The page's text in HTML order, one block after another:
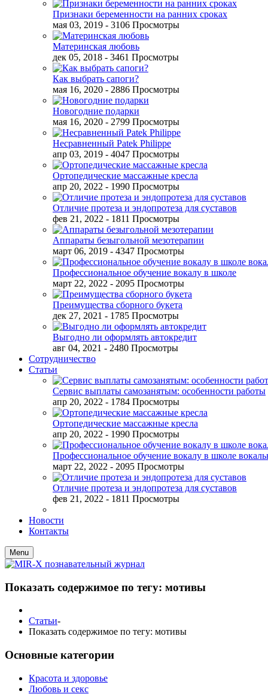
Признаки беременности на ранних сроках
мая 03, 2019 - 3106 Просмотры
Материнская любовь
дек 05, 2018 - 3461 Просмотры
Как выбрать сапоги?
мая 16, 2020 - 2886 Просмотры
Новогодние подарки
мая 16, 2020 - 2799 Просмотры
Несравненный Patek Philippe
апр 03, 2019 - 4047 Просмотры
Ортопедические массажные кресла
апр 20, 2022 - 1990 Просмотры
Отличие протеза и эндопротеза для суставов
фев 21, 2022 - 1811 Просмотры
Аппараты безыгольной мезотерапии
март 06, 2019 - 4347 Просмотры
Профессиональное обучение вокалу в школе
март 22, 2022 - 2095 Просмотры
Преимущества сборного букета
дек 27, 2021 - 1785 Просмотры
Выгодно ли оформлять автокредит
авг 04, 2021 - 2480 Просмотры
Сотрудничество
Статьи
Сервис выплаты самозанятым: особенности работы
апр 20, 2022 - 1784 Просмотры
Ортопедические массажные кресла
апр 20, 2022 - 1990 Просмотры
Профессиональное обучение вокалу в школе
март 22, 2022 - 2095 Просмотры
Отличие протеза и эндопротеза для суставов
фев 21, 2022 - 1811 Просмотры
Новости
Контакты
Menu
Показать содержимое по тегу: мотивы
Статьи-
Показать содержимое по тегу: мотивы
Основные категории
Красота и здоровье
Любовь и секс